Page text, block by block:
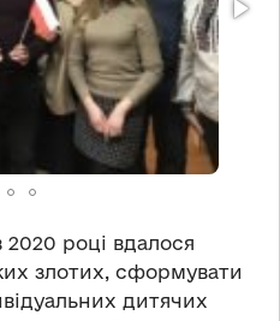
році вдалося
злотих, сформувати
дитячих